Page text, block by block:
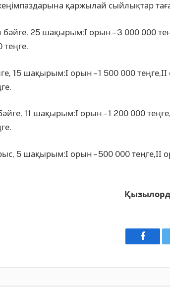
қаржылай сыйлықтар
25 шақырым:І орын – 3 000 000
теңге.
15 шақырым:І орын – 1 500 000 теңге,ІІ
11 шақырым:І орын – 1 200 000
5 шақырым:І орын – 500 000 теңге,ІІ